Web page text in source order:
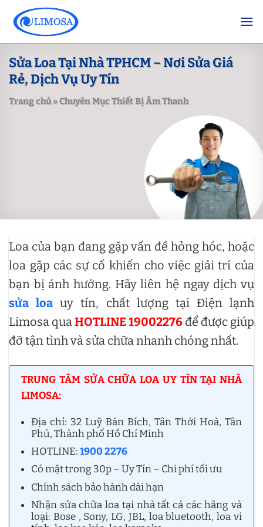
content
Sửa Loa Tại Nhà TPHCM – Nơi Sửa Giá
Rẻ, Dịch Vụ Uy Tín
Trang chủ»Chuyên Mục Thiết Bị Âm Thanh
Loa của bạn đang gặp vấn đề hỏng hóc, hoặc
loa gặp các sự cố khiến cho việc giải trí của
bạn bị ảnh hưởng. Hãy liên hệ ngay dịch vụ
sửa loa uy tín, chất lượng tại Điện lạnh
Limosa quaHOTLINE 19002276 để được giúp
đỡ tận tình và sửa chữa nhanh chóng nhất.
TRUNG TÂM SỬA CHỮA LOA UY TÍN TẠI NHÀ
LIMOSA:
Địa chỉ: 32 Luỹ Bán Bích, Tân Thới Hoà, Tân
Phú, Thành phố Hồ Chí Minh
HOTLINE:1900 2276
Có mặt trong 30p – Uy Tín – Chi phí tối ưu
Chính sách bảo hành dài hạn
Nhận sửa chữa loa tại nhà tất cả các hãng và
loại: Bose , Sony, LG, JBL, loa bluetooth, loa vi